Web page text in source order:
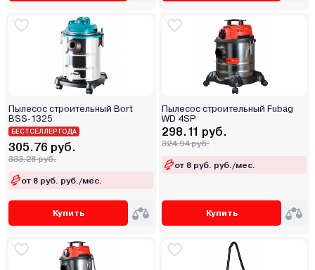
Пылесос строительный Bort
BSS-1325
БЕСТСЕЛЛЕР ГОДА
305.76 руб.
333.28 руб.
от 8 руб. руб./мес.
Купить
Пылесос строительный Fubag
WD 4SP
298.11 руб.
324.94 руб.
от 8 руб. руб./мес.
Купить